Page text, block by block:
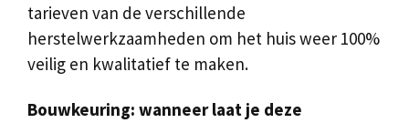
tarieven van de verschillende
herstelwerkzaamheden om het huis weer 100%
veilig en kwalitatief te maken.
Bouwkeuring: wanneer laat je deze